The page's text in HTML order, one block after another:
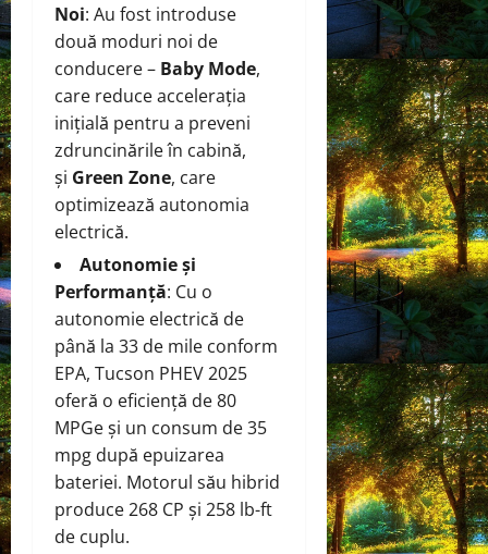
Noi: Au fost introduse
două moduri noi de
conducere – Baby Mode,
care reduce accelerația
inițială pentru a preveni
zdruncinările în cabină,
și Green Zone, care
optimizează autonomia
electrică.
Autonomie și
Performanță: Cu o
autonomie electrică de
până la 33 de mile conform
EPA, Tucson PHEV 2025
oferă o eficiență de 80
MPGe și un consum de 35
mpg după epuizarea
bateriei. Motorul său hibrid
produce 268 CP și 258 lb-ft
de cuplu.